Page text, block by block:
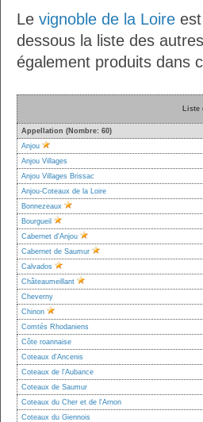
Le vignoble de la Loire
dessous la liste des
également produits dans
Liste
Appellation (Nombre: 60)
Anjou
Anjou Villages
Anjou Villages Brissac
Anjou-Coteaux de la Loire
Bonnezeaux
Bourgueil
Cabernet d'Anjou
Cabernet de Saumur
Calvados
Châteaumeillant
Cheverny
Chinon
Comtés Rhodaniens
Côte roannaise
Coteaux d'Ancenis
Coteaux de l'Aubance
Coteaux de Saumur
Coteaux du Cher et de l'Arnon
Coteaux du Giennois